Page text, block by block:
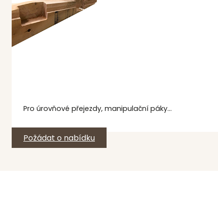
Pro úrovňové přejezdy, manipulační páky...
Požádat o nabídku